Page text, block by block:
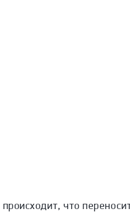
что